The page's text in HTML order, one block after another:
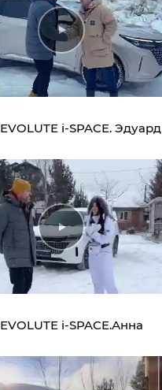
EVOLUTE i‑SPACE. Эдуард
EVOLUTE i‑SPACE.Анна